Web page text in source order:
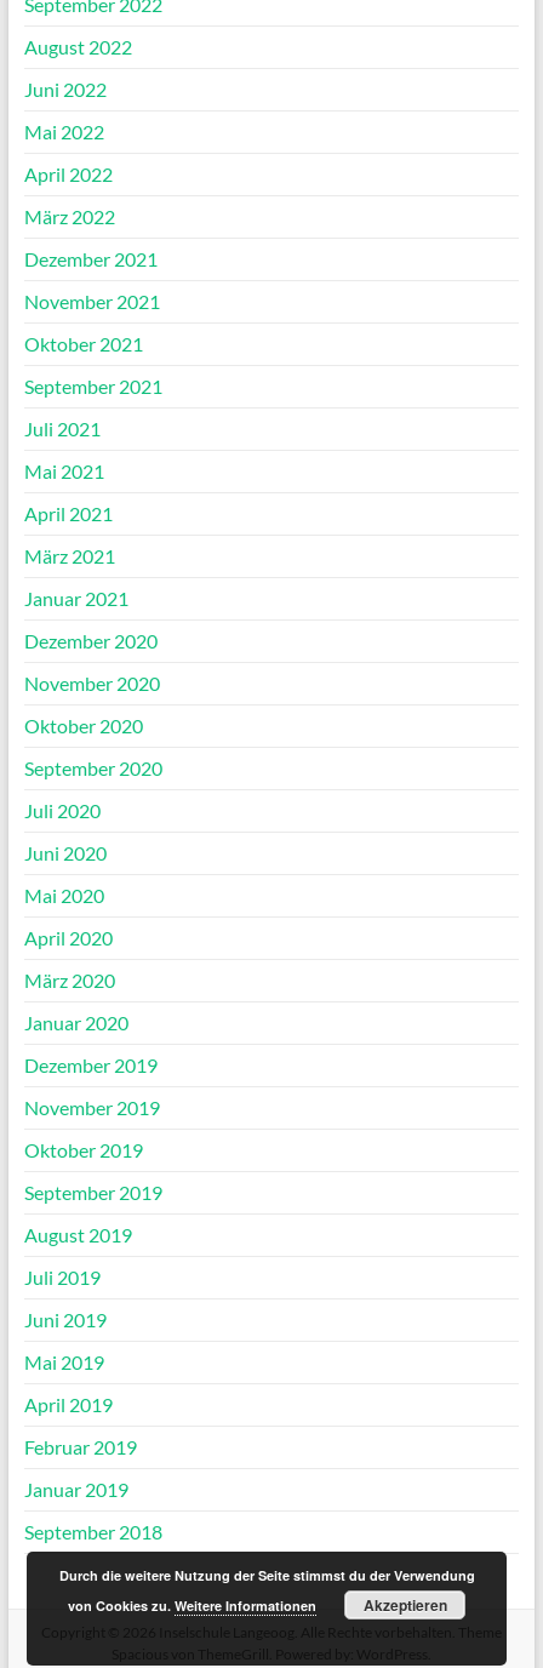
August 2022
Juni 2022
Mai 2022
April 2022
März 2022
Dezember 2021
November 2021
Oktober 2021
September 2021
Juli 2021
Mai 2021
April 2021
März 2021
Januar 2021
Dezember 2020
November 2020
Oktober 2020
September 2020
Juli 2020
Juni 2020
Mai 2020
April 2020
März 2020
Januar 2020
Dezember 2019
November 2019
Oktober 2019
September 2019
August 2019
Juli 2019
Juni 2019
Mai 2019
April 2019
Februar 2019
Januar 2019
September 2018
Durch die weitere Nutzung der Seite stimmst du der Verwendung
von Cookies zu.Weitere Informationen Akzeptieren